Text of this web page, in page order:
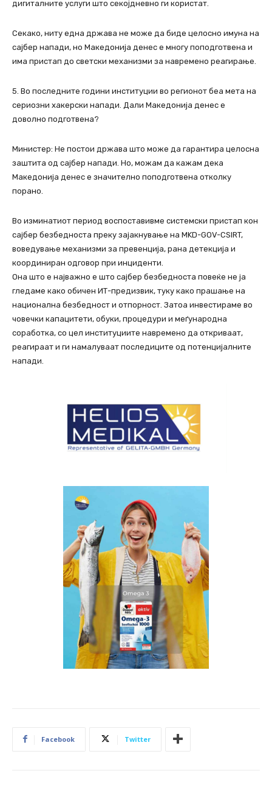
дигиталните услуги што секојдневно ги користат.
Секако, ниту една држава не може да биде целосно имуна на
сајбер напади, но Македонија денес е многу поподготвена и
има пристап до светски механизми за навремено реагирање.
5. Во последните години институции во регионот беа мета на
сериозни хакерски напади. Дали Македонија денес е
доволно подготвена?
Министер: Не постои држава што може да гарантира целосна
заштита од сајбер напади. Но, можам да кажам дека
Македонија денес е значително поподготвена отколку
порано.
Во изминатиот период воспоставивме системски пристап кон
сајбер безбедноста преку зајакнување на MKD-GOV-CSIRT,
воведување механизми за превенција, рана детекција и
координиран одговор при инциденти.
Она што е најважно е што сајбер безбедноста повеќе не ја
гледаме како обичен ИТ-предизвик, туку како прашање на
национална безбедност и отпорност. Затоа инвестираме во
човечки капацитети, обуки, процедури и меѓународна
соработка, со цел институциите навремено да откриваат,
реагираат и ги намалуваат последиците од потенцијалните
напади.
Facebook Twitter